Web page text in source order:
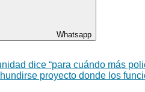
Whatsapp
dice “para cuándo más
proyecto donde los